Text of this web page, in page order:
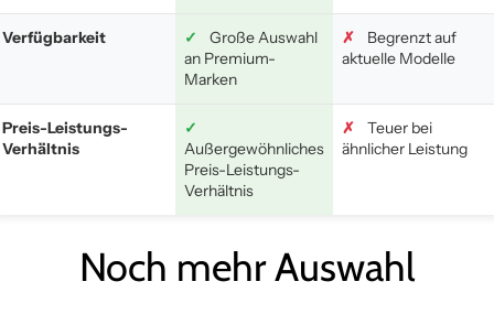
Verfügbarkeit ✓
Große Auswahl
an Premium-
Marken
✗
Begrenzt auf
aktuelle Modelle
Preis-Leistungs-
Verhältnis
✓
Außergewöhnliches
Preis-Leistungs-
Verhältnis
✗
Teuer bei
ähnlicher Leistung
Noch mehr Auswahl